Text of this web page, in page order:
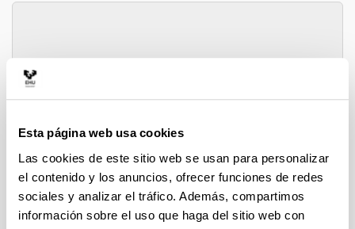
Esta página web usa cookies
Las cookies de este sitio web se usan para personalizar
el contenido y los anuncios, ofrecer funciones de redes
sociales y analizar el tráfico. Además, compartimos
información sobre el uso que haga del sitio web con
Atmosférica
Proyectos